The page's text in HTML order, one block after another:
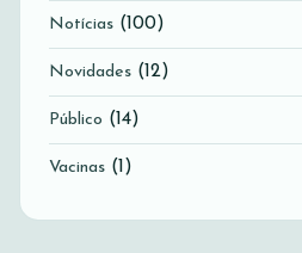
Notícias (100)
Novidades (12)
Público (14)
Vacinas (1)